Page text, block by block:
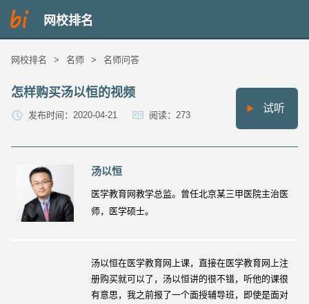
网校排名
网校排名 > 名师 > 名师问答
怎样购买汤以恒的视频
发布时间：2020-04-21 阅读：273
试听
汤以恒
医学教育网教学总监。曾任北京某三甲医院主治医
师，医学硕士。
汤以恒在医学教育网上课，直接在医学教育网上注
册购买就可以了，汤以恒讲的很不错，听他的课很
有意思，我之前报了一个面授辅导班，即使是面对